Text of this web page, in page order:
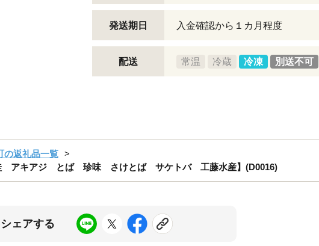
発送期日 入金確認から１カ月程度
配送 常温 冷蔵 冷凍 別送不可
の返礼品一覧
アキアジ とば 珍味 さけとば サケトバ 工藤水産】(D0016)
ェアする